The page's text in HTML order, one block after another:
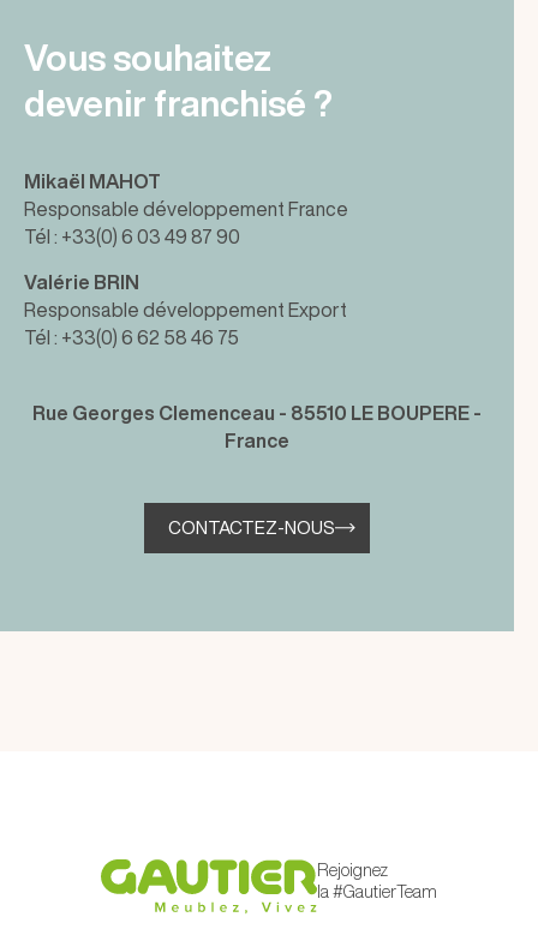
Vous souhaitez
devenir franchisé ?
Mikaël MAHOT
Responsable développement France
Tél : +33(0) 6 03 49 87 90
Valérie BRIN
Responsable développement Export
Tél : +33(0) 6 62 58 46 75
Rue Georges Clemenceau - 85510 LE BOUPERE -
France
CONTACTEZ-NOUS
Rejoignez
la #GautierTeam